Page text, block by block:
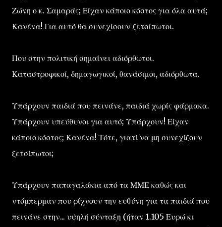
Ζώνη ο κ. Σαμαράς; Είχαν κάποιο κόστος για όλα αυτά;
Κανένα! Για αυτό θα συνεχίσουν ξετσίπωτοι.
Που στην πολιτική σημαίνει αδιόρθωτοι.
Καταστροφικοί, δημαγωγικοί, θανάσιμοι, αδιόρθωτα.
Υπάρχουν παιδιά που πεινάνε, παιδιά χωρίς φάρμακα.
Υπάρχουν υπεύθυνοι για αυτό; Υπάρχουν! Είχαν
κάποιο κόστος; Κανένα! Τότε, γιατί να μη συνεχίζουν
ξετσίπωτοι;
Υπάρχουν παπαγαλάκια από τα ΜΜΕ καθώς και
ντόμπερμαν που ρίχνουν την ευθύνη για τα παιδιά που
πεινάνε στην... υψηλή σύνταξη (ήταν 1.105 Ευρώ κι